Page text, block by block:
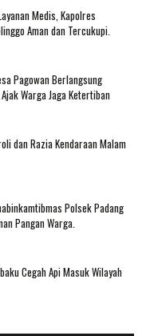
Medis, Kapolres
Aman dan Tercukupi.
Pagowan Berlangsung
Warga Jaga Ketertiban
dan Razia Kendaraan Malam
Polsek Padang
Pangan Warga.
Cegah Api Masuk Wilayah